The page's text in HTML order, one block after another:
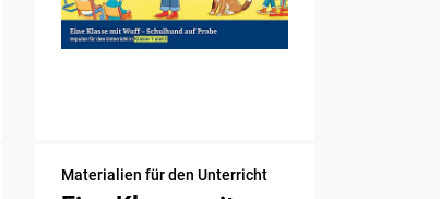
Materialien für den Unterricht